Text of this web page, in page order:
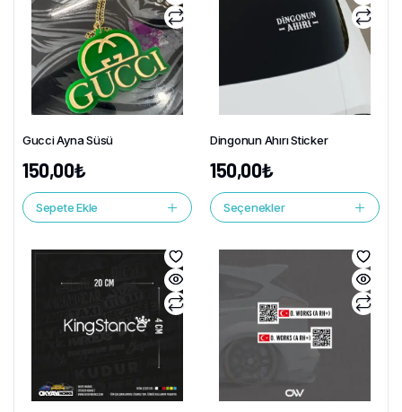
Gucci Ayna Süsü
150,00₺
Sepete Ekle
Dingonun Ahırı Sticker
150,00₺
Seçenekler